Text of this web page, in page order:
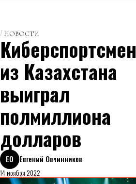
НОВОСТИ
Киберспортсмен
из Казахстана
выиграл
полмиллиона
долларов
ЕО
Евгений Овчинников
14 ноября 2022